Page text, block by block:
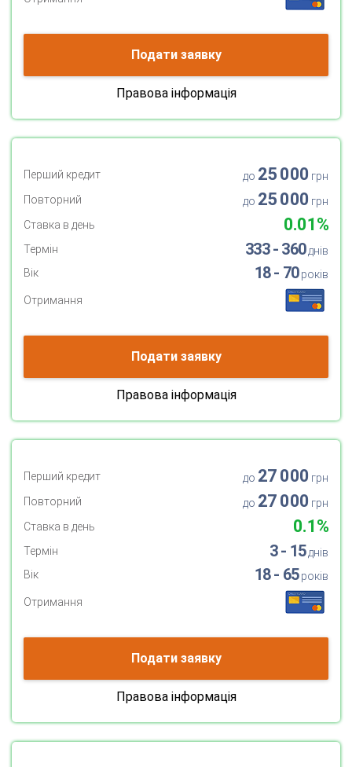
Подати заявку
Правова інформація
Перший кредит до 25 000 грн
Повторний
до 25 000 грн
Ставка в день
0.01%
Термін 333 - 360днів
Вік
18 - 70років
Отримання
Подати заявку
Правова інформація
Перший кредит до 27 000 грн
Повторний
до 27 000 грн
Ставка в день
0.1%
Термін 3 - 15днів
Вік
18 - 65років
Отримання
Подати заявку
Правова інформація